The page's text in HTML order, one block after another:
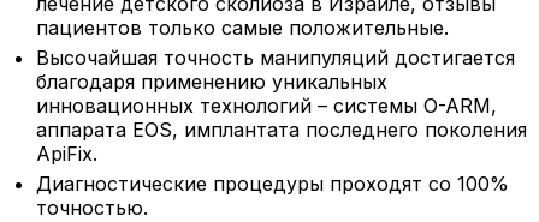
пациентов только самые положительные.
Высочайшая точность манипуляций достигается
благодаря применению уникальных
инновационных технологий – системы O-ARM,
аппарата EOS, имплантата последнего поколения
ApiFix.
Диагностические процедуры проходят со 100%
точностью.